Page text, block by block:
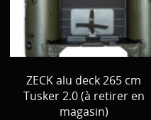
ZECK alu deck 265 cm
Tusker 2.0 (à retirer en
magasin)